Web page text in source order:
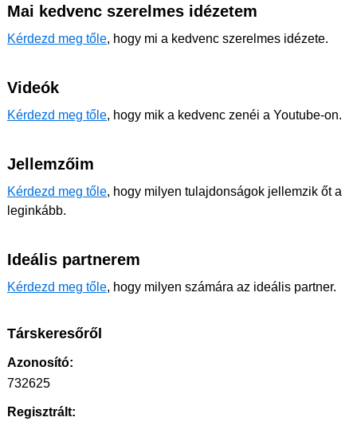
Mai kedvenc szerelmes idézetem
Kérdezd meg tőle, hogy mi a kedvenc szerelmes idézete.
Videók
Kérdezd meg tőle, hogy mik a kedvenc zenéi a Youtube-on.
Jellemzőim
Kérdezd meg tőle, hogy milyen tulajdonságok jellemzik őt a
leginkább.
Ideális partnerem
Kérdezd meg tőle, hogy milyen számára az ideális partner.
Társkeresőről
Azonosító:
732625
Regisztrált: